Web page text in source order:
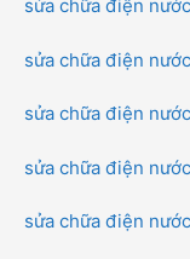
sửa chữa điện
sửa chữa điện
sửa chữa điện
sửa chữa điện
sửa chữa điện